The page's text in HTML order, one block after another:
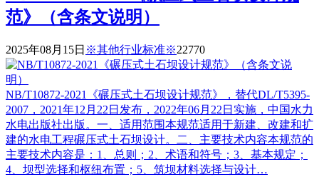
范》（含条文说明）
2025年08月15日 ※其他行业标准※22770
NB/T10872-2021《碾压式土石坝设计规范》，替代DL/T5395-
2007，2021年12月22日发布，2022年06月22日实施，中国水力
水电出版社出版。一、适用范围本规范适用于新建、改建和扩
建的水电工程碾压式土石坝设计。二、主要技术内容本规范的
主要技术内容是：1、总则；2、术语和符号；3、基本规定；
4、坝型选择和枢纽布置；5、筑坝材料选择与设计…